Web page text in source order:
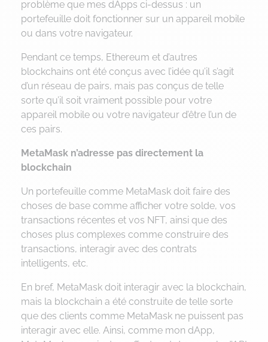
problème que mes dApps ci-dessus : un
portefeuille doit fonctionner sur un appareil mobile
ou dans votre navigateur.
Pendant ce temps, Ethereum et d’autres
blockchains ont été conçus avec l’idée qu’il s’agit
d’un réseau de pairs, mais pas conçus de telle
sorte qu’il soit vraiment possible pour votre
appareil mobile ou votre navigateur d’être l’un de
ces pairs.
MetaMask n’adresse pas directement la
blockchain
Un portefeuille comme MetaMask doit faire des
choses de base comme afficher votre solde, vos
transactions récentes et vos NFT, ainsi que des
choses plus complexes comme construire des
transactions, interagir avec des contrats
intelligents, etc.
En bref, MetaMask doit interagir avec la blockchain,
mais la blockchain a été construite de telle sorte
que des clients comme MetaMask ne puissent pas
interagir avec elle. Ainsi, comme mon dApp,